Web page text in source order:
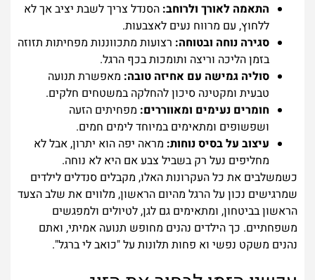
התאמה לאורך ולרוחב: הסנדל צריך לשבת יציב אך לא
ללחוץ, עם מרווח נעים לאצבעות.
סגירה נוחה ובטוחה: רצועות מתכווננות מפחיתות תזוזה
בזמן הליכה וריצה ותומכות בכף הרגל.
סוליה גמישה עם אחיזה טובה: מאפשרת תנועה
טבעית ומקטינה סיכון להחלקה במשטחים חלקים.
חומרים נעימים ומאווררים: מפחיתים הזעה
ושפשופים ומתאימים במיוחד לימים חמים.
עיצוב על בסיס נוחות: מראה יפה הוא יתרון, אבל לא
מחליפים נעל רק בשביל צבע אם היא לא נוחה.
כשמשלבים את כל העקרונות האלו, מקבלים סנדלים לילדים
שמרגישים נכון על הרגל מהיום הראשון, מלווים את שלב הצעד
הראשון בביטחון, ומתאימים גם לגן, לטיולים ולמפגשים
משפחתיים. כך הילדים נהנים מחופש תנועה אמיתי, ואתם
נהנים משקט נפשי וא פחות תלונות על "כואב לי ברגל".